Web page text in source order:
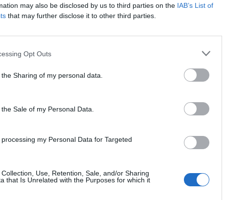
may also be disclosed by us to third parties on the IAB’s List of
that may further disclose it to other third parties.
Opt Outs
Sharing of my personal data.
Sale of my Personal Data.
my Personal Data for Targeted
Use, Retention, Sale, and/or Sharing
that Is Unrelated with the Purposes for which it
linia metra M1 nie kursuje na odcinku Metro Młociny – Metro